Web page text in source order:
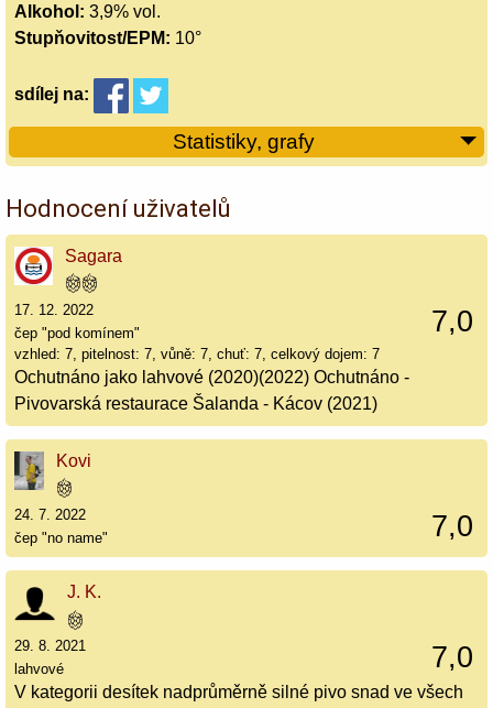
Alkohol: 3,9% vol.
Stupňovitost/EPM: 10°
sdílej na:
Statistiky, grafy
Hodnocení uživatelů
Sagara
7,0
17. 12. 2022
čep "pod komínem"
vzhled: 7, pitelnost: 7, vůně: 7, chuť: 7, celkový dojem: 7
Ochutnáno jako lahvové (2020)(2022) Ochutnáno -
Pivovarská restaurace Šalanda - Kácov (2021)
Kovi
7,0
24. 7. 2022
čep "no name"
J. K.
7,0
29. 8. 2021
lahvové
V kategorii desítek nadprůměrně silné pivo snad ve všech